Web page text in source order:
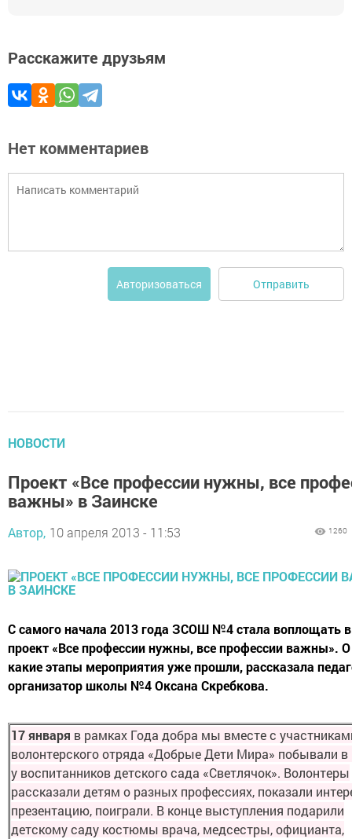
Расскажите друзьям
Нет комментариев
Авторизоваться Отправить
НОВОСТИ
Проект «Все профессии нужны, все
важны» в Заинске
Автор, 10 апреля 2013 - 11:53 1260
С самого начала 2013 года ЗСОШ №4 стала воплощать
проект «Все профессии нужны, все профессии важны».
какие этапы мероприятия уже прошли, рассказала
организатор школы №4 Оксана Скребкова.
17 января в рамках Года добра мы вместе с
волонтерского отряда «Добрые Дети Мира» побывали в
у воспитанников детского сада «Светлячок». Волонтеры
рассказали детям о разных профессиях, показали
презентацию, поиграли. В конце выступления подарили
детскому саду костюмы врача, медсестры, официанта,